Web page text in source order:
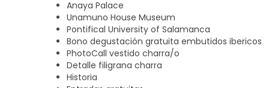
– Calle de la Rúa
– Estatua de Francisco Salinas
– Vítores universitarios
– Universidad de Salamanca con sus patios
– El significado de la rana y los vicios estudiantiles
– Rectorado
– Estatua Fray Luis de León
Anaya Palace
Unamuno House Museum
Pontifical University of Salamanca
Bono degustación gratuita embutidos ibericos
PhotoCall vestido charra/o
Detalle filigrana charra
Historia